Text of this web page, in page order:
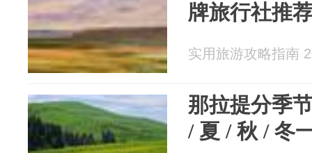
牌旅行社推
实用旅游攻略指南
那拉提分季
/ 夏 / 秋 / 冬